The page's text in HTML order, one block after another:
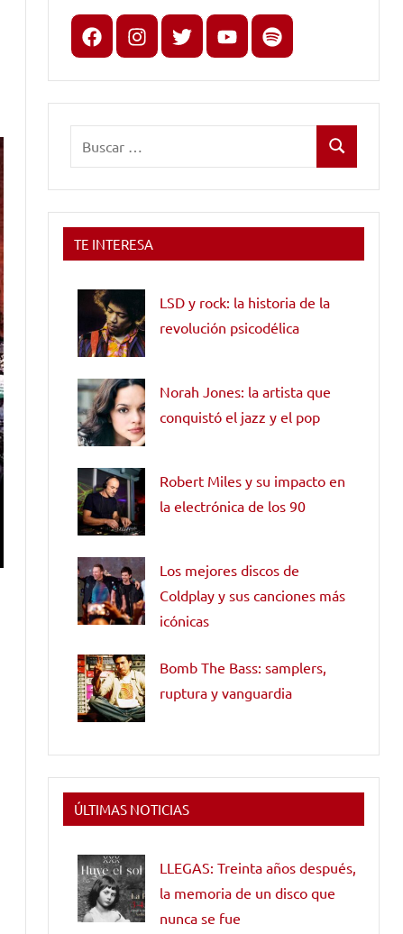
FacebookInstagram
X youtubespotify
Buscar
TE INTERESA
LSD y rock: la historia de la
revolución psicodélica
Norah Jones: la artista que
conquistó el jazz y el pop
Robert Miles y su impacto en
la electrónica de los 90
Los mejores discos de
Coldplay y sus canciones más
icónicas
Bomb The Bass: samplers,
ruptura y vanguardia
ÚLTIMAS NOTICIAS
LLEGAS: Treinta años después,
la memoria de un disco que
nunca se fue